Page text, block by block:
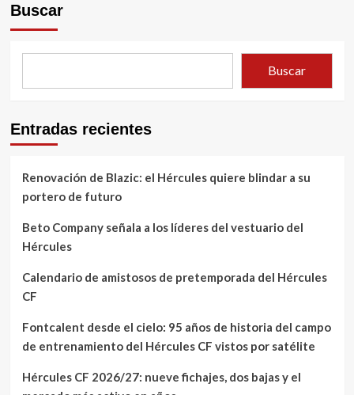
Buscar
Buscar
Entradas recientes
Renovación de Blazic: el Hércules quiere blindar a su
portero de futuro
Beto Company señala a los líderes del vestuario del
Hércules
Calendario de amistosos de pretemporada del Hércules
CF
Fontcalent desde el cielo: 95 años de historia del campo
de entrenamiento del Hércules CF vistos por satélite
Hércules CF 2026/27: nueve fichajes, dos bajas y el